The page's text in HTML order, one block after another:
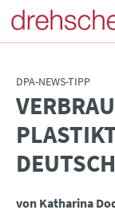
DPA-NEWS-TIPP
:
von Katharina